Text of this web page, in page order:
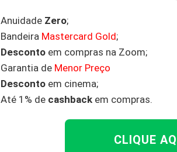
Anuidade Zero;
Bandeira Mastercard Gold;
Desconto em compras na Zoom;
Garantia de Menor Preço
Desconto em cinema;
Até 1% de cashback em compras.
CLIQUE